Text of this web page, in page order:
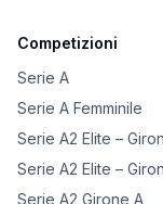
Competizioni
Serie A
Serie A Femminile
Serie A2 Elite –
Serie A2 Elite –
Serie A2 Girone A